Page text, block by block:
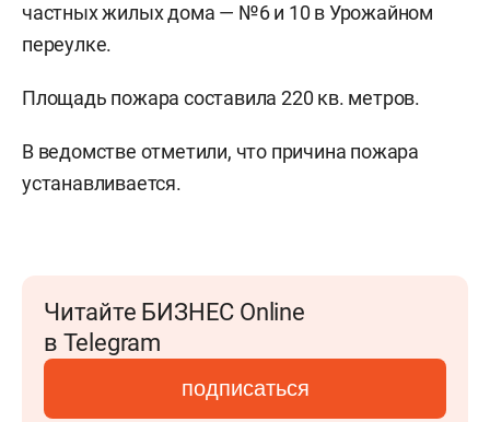
частных жилых дома — №6 и 10 в Урожайном
переулке.
Площадь пожара составила 220 кв. метров.
В ведомстве отметили, что причина пожара
устанавливается.
Читайте БИЗНЕС Online
в Telegram
подписаться